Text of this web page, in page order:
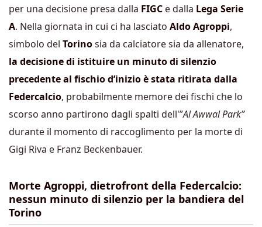
per una decisione presa dalla FIGC e dalla Lega Serie
A. Nella giornata in cui ci ha lasciato Aldo Agroppi,
simbolo del Torinosia da calciatore sia da allenatore,
la decisione di istituire un minuto di silenzio
precedente al fischio d’inizio è stata ritirata dalla
Federcalcio, probabilmente memore dei fischi che lo
scorso anno partirono dagli spalti dell'”Al Awwal Park”
durante il momento di raccoglimento per la morte di
Gigi Riva e Franz Beckenbauer.
Morte Agroppi, dietrofront della Federcalcio:
nessun minuto di silenzio per la bandiera del
Torino